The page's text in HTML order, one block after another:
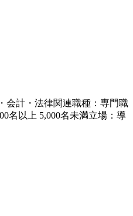
会計・法律関連職種 ： 専門職
名以上 5,000名未満立場 ： 導